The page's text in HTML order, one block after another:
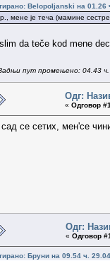
Belopoljanski на 01.26
мене је теча (мамине
da teče kod mene
пут промењено: 04.43
Одг:
« Одговор
се сетих, мен'се
Одг:
« Одговор
Бруни на 09.54 ч.